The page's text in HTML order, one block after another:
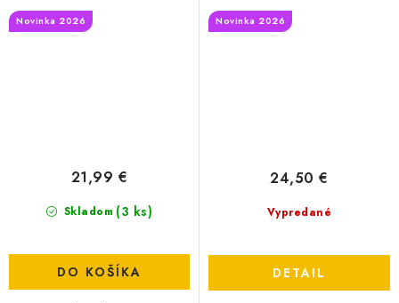
Novinka 2026
Skladom (3 ks)
21,99 €
DO KOŠÍKA
Novinka 2026
Vypredané
24,50 €
DETAIL